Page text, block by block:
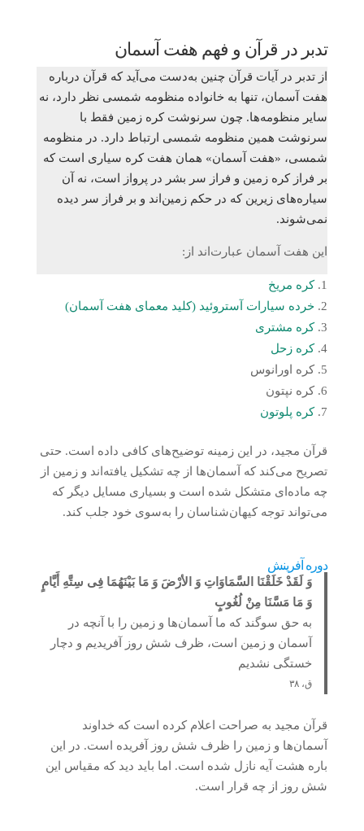
تدبر در قرآن و فهم هفت آسمان
از تدبر در آیات قرآن چنین به‌دست می‌آید که قرآن درباره
هفت آسمان، تنها به خانواده منظومه شمسی نظر دارد، نه
سایر منظومه‌ها. چون سرنوشت کره زمین فقط با
سرنوشت همین منظومه شمسی ارتباط دارد. در منظومه
شمسی، «هفت آسمان» همان هفت کره سیاری است که
بر فراز کره زمین و فراز سر بشر در پرواز است، نه آن
سیاره‌های زیرین که در حکم زمین‌اند و بر فراز سر دیده
نمی‌شوند.
این هفت آسمان عبارت‌اند از:
کره مریخ
خرده سیارات آستروئید (کلید معمای هفت آسمان)
کره مشتری
کره زحل
کره اورانوس
کره نپتون
کره پلوتون
قرآن مجید، در این زمینه توضیح‌های کافی داده است. حتی
تصریح می‌کند که آسمان‌ها از چه تشکیل یافته‌اند و زمین از
چه ماده‌ای متشکل شده است و بسیاری مسایل دیگر که
می‌تواند توجه کیهان‌شناسان را به‌سوی خود جلب کند.
دوره آفرینش
وَ لَقَدْ خَلَقْنَا السَّمَاوَاتِ وَ الأرْضَ وَ مَا بَیْنَهُمَا فِی سِتَّهِ أَیَّامٍ
وَ مَا مَسَّنَا مِنْ لُغُوبٍ
به حق سوگند که ما آسمان‌ها و زمین را با آنچه در
آسمان و زمین است، ظرف شش روز آفریدیم و دچار
خستگی نشدیم
ق، ۳۸
قرآن مجید به صراحت اعلام کرده است که خداوند
آسمان‌ها و زمین را ظرف شش روز آفریده است. در این
باره هشت آیه نازل شده است. اما باید دید که مقیاس این
شش روز از چه قرار است.